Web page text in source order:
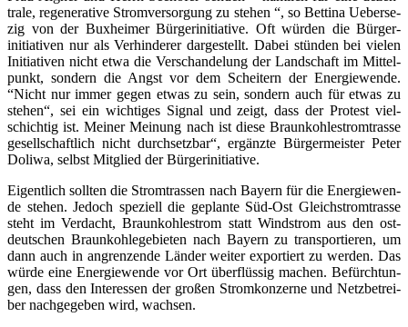
tra­le, rege­ne­ra­ti­ve Strom­ver­sor­gung zu ste­hen “, so Bet­ti­na Ueber­se­
zig von der Bux­hei­mer Bür­ger­initia­ti­ve. Oft wür­den die Bür­ger­
initia­ti­ven nur als Ver­hin­de­rer dar­ge­stellt. Dabei stün­den bei vie­len
Initia­ti­ven nicht etwa die Ver­schan­de­lung der Land­schaft im Mit­tel­
punkt, son­dern die Angst vor dem Schei­tern der Ener­gie­wen­de.
“Nicht nur immer gegen etwas zu sein, son­dern auch für etwas zu
ste­hen“, sei ein wich­ti­ges Signal und zeigt, dass der Pro­test viel­
schich­tig ist. Mei­ner Mei­nung nach ist die­se Braun­koh­lestrom­tras­se
gesell­schaft­lich nicht durch­setz­bar“, ergänz­te Bür­ger­meis­ter Peter
Doli­wa, selbst Mit­glied der Bürgerinitiative.
Eigent­lich soll­ten die Strom­tras­sen nach Bay­ern für die Ener­gie­wen­
de ste­hen. Jedoch spe­zi­ell die geplan­te Süd-Ost Gleich­strom­tras­se
steht im Ver­dacht, Braun­koh­lestrom statt Wind­strom aus den ost­
deut­schen Braun­koh­le­ge­bie­ten nach Bay­ern zu trans­por­tie­ren, um
dann auch in angren­zen­de Län­der wei­ter expor­tiert zu wer­den. Das
wür­de eine Ener­gie­wen­de vor Ort über­flüs­sig machen. Befürch­tun­
gen, dass den Inter­es­sen der gro­ßen Strom­kon­zer­ne und Netz­be­trei­
ber nach­ge­ge­ben wird, wachsen.